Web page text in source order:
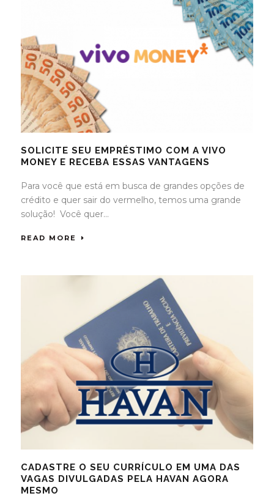
SOLICITE SEU EMPRÉSTIMO COM A VIVO
MONEY E RECEBA ESSAS VANTAGENS
Para você que está em busca de grandes opções de
crédito e quer sair do vermelho, temos uma grande
solução! Você quer...
READ MORE
CADASTRE O SEU CURRÍCULO EM UMA DAS
VAGAS DIVULGADAS PELA HAVAN AGORA
MESMO